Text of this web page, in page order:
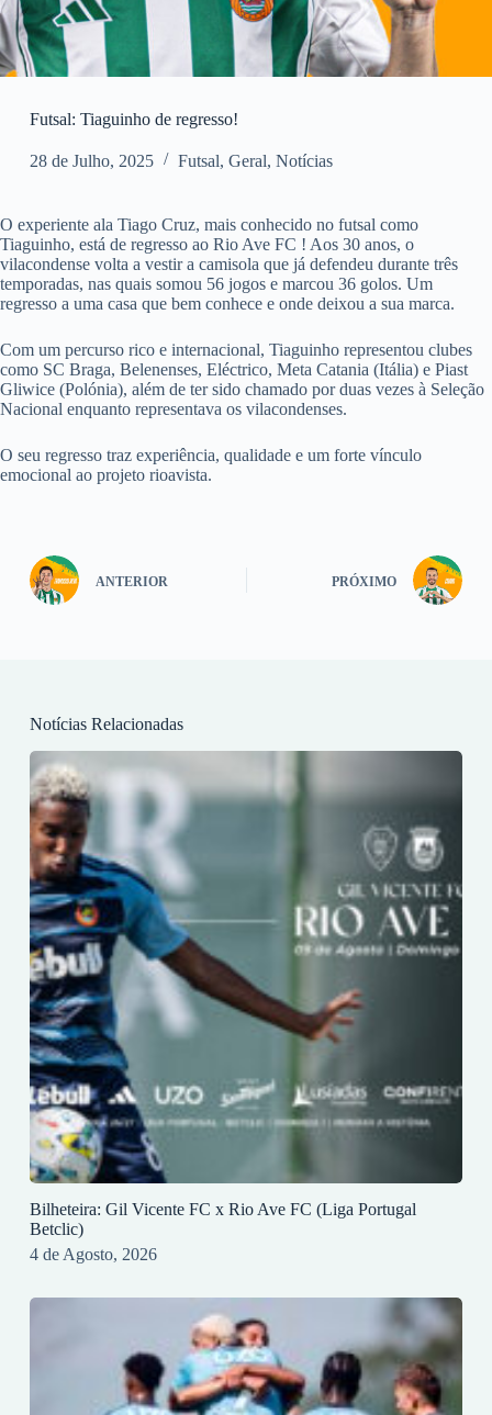
Futsal: Tiaguinho de regresso!
28 de Julho, 2025 Futsal, Geral, Notícias
O experiente ala Tiago Cruz, mais conhecido no futsal como
Tiaguinho, está de regresso ao Rio Ave FC ! Aos 30 anos, o
vilacondense volta a vestir a camisola que já defendeu durante três
temporadas, nas quais somou 56 jogos e marcou 36 golos. Um
regresso a uma casa que bem conhece e onde deixou a sua marca.
Com um percurso rico e internacional, Tiaguinho representou clubes
como SC Braga, Belenenses, Eléctrico, Meta Catania (Itália) e Piast
Gliwice (Polónia), além de ter sido chamado por duas vezes à Seleção
Nacional enquanto representava os vilacondenses.
O seu regresso traz experiência, qualidade e um forte vínculo
emocional ao projeto rioavista.
ANTERIOR PRÓXIMO
Notícias Relacionadas
Bilheteira: Gil Vicente FC x Rio Ave FC (Liga Portugal
Betclic)
4 de Agosto, 2026